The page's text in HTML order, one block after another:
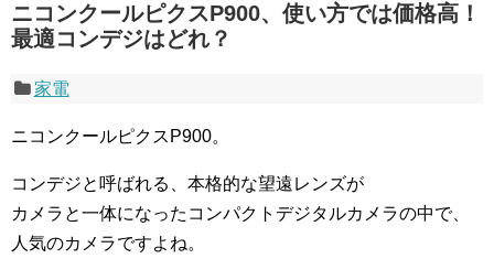
ニコンクールピクスP900、使い方では価格高！
最適コンデジはどれ？
家電
ニコンクールピクスP900。
コンデジと呼ばれる、本格的な望遠レンズが
カメラと一体になったコンパクトデジタルカメラの中で、
人気のカメラですよね。